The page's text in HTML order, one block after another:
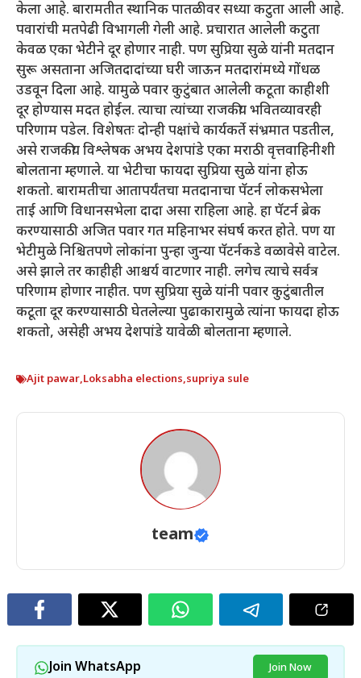
केला आहे. बारामतीत स्थानिक पातळीवर सध्या कटुता आली आहे.
पवारांची मतपेढी विभागली गेली आहे. प्रचारात आलेली कटुता
केवळ एका भेटीने दूर होणार नाही. पण सुप्रिया सुळे यांनी मतदान
सुरू असताना अजितदादांच्या घरी जाऊन मतदारांमध्ये गोंधळ
उडवून दिला आहे. यामुळे पवार कुटुंबात आलेली कटूता काहीशी
दूर होण्यास मदत होईल. त्याचा त्यांच्या राजकीय भवितव्यावरही
परिणाम पडेल. विशेषतः दोन्ही पक्षांचे कार्यकर्ते संभ्रमात पडतील,
असे राजकीय विश्लेषक अभय देशपांडे एका मराठी वृत्तवाहिनीशी
बोलताना म्हणाले. या भेटीचा फायदा सुप्रिया सुळे यांना होऊ
शकतो. बारामतीचा आतापर्यंतचा मतदानाचा पॅटर्न लोकसभेला
ताई आणि विधानसभेला दादा असा राहिला आहे. हा पॅटर्न ब्रेक
करण्यासाठी अजित पवार गत महिनाभर संघर्ष करत होते. पण या
भेटीमुळे निश्चितपणे लोकांना पुन्हा जुन्या पॅटर्नकडे वळावेसे वाटेल.
असे झाले तर काहीही आश्चर्य वाटणार नाही. लगेच त्याचे सर्वत्र
परिणाम होणार नाहीत. पण सुप्रिया सुळे यांनी पवार कुटुंबातील
कटूता दूर करण्यासाठी घेतलेल्या पुढाकारामुळे त्यांना फायदा होऊ
शकतो, असेही अभय देशपांडे यावेळी बोलताना म्हणाले.
Ajit pawar,Loksabha elections,supriya sule
team
Join WhatsApp Join Now